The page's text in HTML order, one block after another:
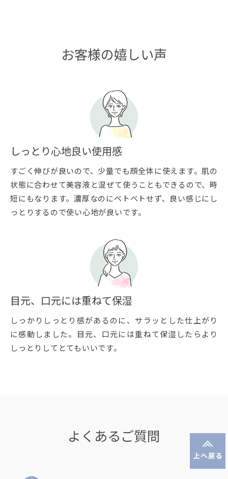
お客様の嬉しい声
しっとり心地良い使用感
すごく伸びが良いので、少量でも顔全体に使えます。肌の
状態に合わせて美容液と混ぜて使うこともできるので、時
短にもなります。濃厚なのにベトベトせず、良い感じにし
っとりするので使い心地が良いです。
目元、口元には重ねて保湿
しっかりしっとり感があるのに、サラッとした仕上がり
に感動しました。目元、口元には重ねて保湿したらより
しっとりしてとてもいいです。
よくあるご質問